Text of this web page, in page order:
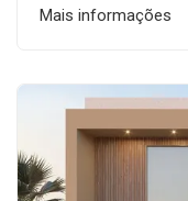
Mais informações